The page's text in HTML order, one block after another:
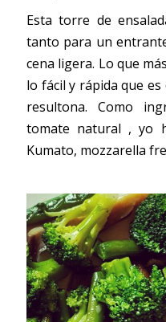
Esta torre de
tanto para un
cena ligera. Lo que
lo fácil y rápida que
resultona. Como
tomate natural , yo
Kumato, mozzarella